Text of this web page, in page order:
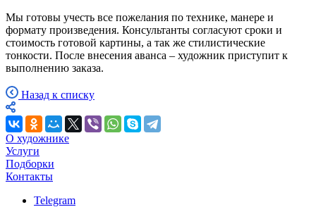
Мы готовы учесть все пожелания по технике, манере и
формату произведения. Консультанты согласуют сроки и
стоимость готовой картины, а так же стилистические
тонкости. После внесения аванса – художник приступит к
выполнению заказа.
Назад к списку
О художнике
Услуги
Подборки
Контакты
Telegram